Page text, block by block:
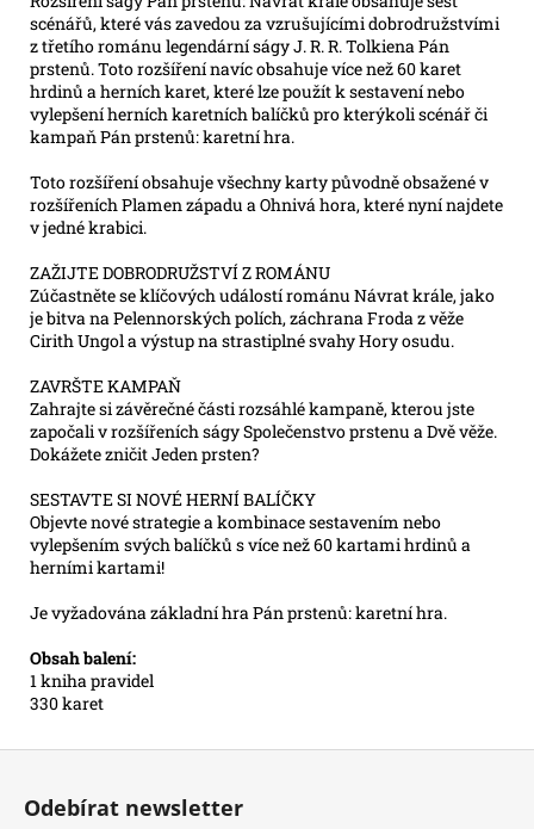
scénářů, které vás zavedou za vzrušujícími dobrodružstvími
z třetího románu legendární ságy J. R. R. Tolkiena Pán
prstenů. Toto rozšíření navíc obsahuje více než 60 karet
hrdinů a herních karet, které lze použít k sestavení nebo
vylepšení herních karetních balíčků pro kterýkoli scénář či
kampaň Pán prstenů: karetní hra.
Toto rozšíření obsahuje všechny karty původně obsažené v
rozšířeních Plamen západu a Ohnivá hora, které nyní najdete
v jedné krabici.
ZAŽIJTE DOBRODRUŽSTVÍ Z ROMÁNU
Zúčastněte se klíčových událostí románu Návrat krále, jako
je bitva na Pelennorských polích, záchrana Froda z věže
Cirith Ungol a výstup na strastiplné svahy Hory osudu.
ZAVRŠTE KAMPAŇ
Zahrajte si závěrečné části rozsáhlé kampaně, kterou jste
započali v rozšířeních ságy Společenstvo prstenu a Dvě věže.
Dokážete zničit Jeden prsten?
SESTAVTE SI NOVÉ HERNÍ BALÍČKY
Objevte nové strategie a kombinace sestavením nebo
vylepšením svých balíčků s více než 60 kartami hrdinů a
herními kartami!
Je vyžadována základní hra Pán prstenů: karetní hra.
Obsah balení:
1 kniha pravidel
330 karet
Z
Odebírat newsletter